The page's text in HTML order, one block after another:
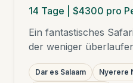
14 Tage | $4300 pro
Ein fantastisches
der weniger
Tansanias umfasst:
Nationalpark, den
Dar es Salaam
Nyerere